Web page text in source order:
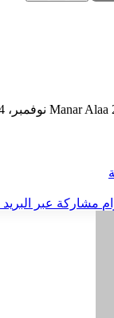
Manar Alaa
مشاركة عبر البريد